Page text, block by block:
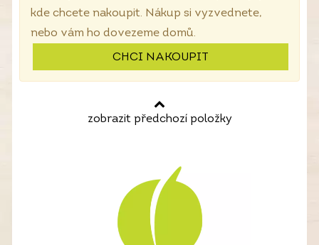
kde chcete nakoupit. Nákup si vyzvednete,
nebo vám ho dovezeme domů.
CHCI NAKOUPIT
zobrazit předchozí položky